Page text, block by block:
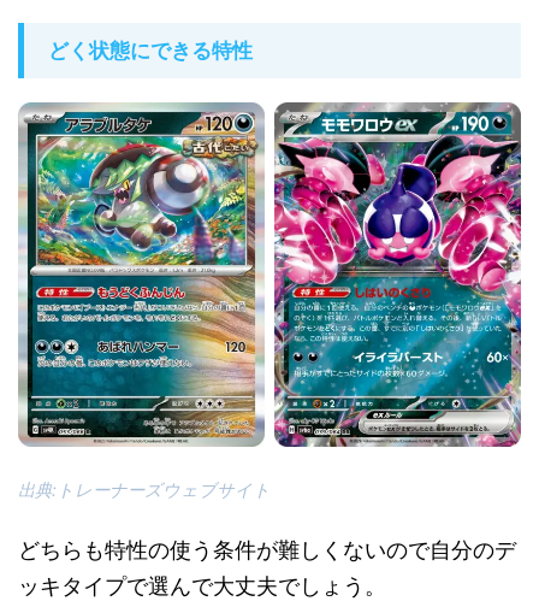
どく状態にできる特性
出典:トレーナーズウェブサイト
どちらも特性の使う条件が難しくないので自分のデ
ッキタイプで選んで大丈夫でしょう。